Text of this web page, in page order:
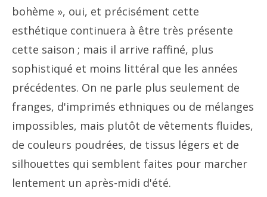
bohème », oui, et précisément cette
esthétique continuera à être très présente
cette saison ; mais il arrive raffiné, plus
sophistiqué et moins littéral que les années
précédentes. On ne parle plus seulement de
franges, d'imprimés ethniques ou de mélanges
impossibles, mais plutôt de vêtements fluides,
de couleurs poudrées, de tissus légers et de
silhouettes qui semblent faites pour marcher
lentement un après-midi d'été.